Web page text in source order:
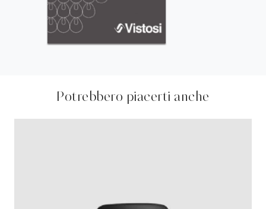
Potrebbero piacerti anche